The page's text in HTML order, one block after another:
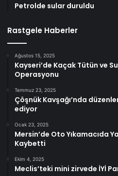
Petrolde sular duruldu
Rastgele Haberler
Ağustos 15, 2025
Kayseri’de Kaçak Tütün ve
Operasyonu
Temmuz 23, 2025
Çöşnük Kavşağı’nda
ediyor
Ocak 23, 2025
Mersin’de Oto Yıkamacıda
Kaybetti
Ekim 4, 2025
Meclis’teki mini zirvede İYİ